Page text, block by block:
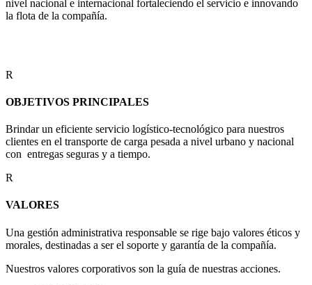
nivel nacional e internacional fortaleciendo el servicio e innovando
la flota de la compañía.
R
OBJETIVOS PRINCIPALES
Brindar un eficiente servicio logístico-tecnológico para nuestros
clientes en el transporte de carga pesada a nivel urbano y nacional
con entregas seguras y a tiempo.
R
VALORES
Una gestión administrativa responsable se rige bajo valores éticos y
morales, destinadas a ser el soporte y garantía de la compañía.
Nuestros valores corporativos son la guía de nuestras acciones.